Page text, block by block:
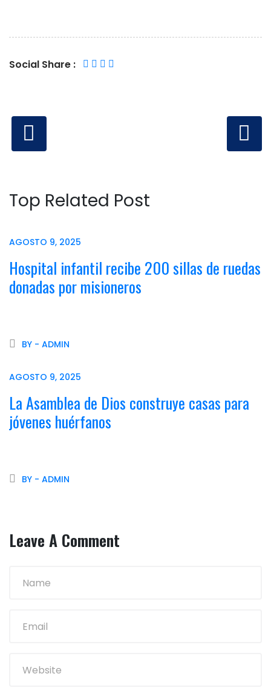
Social Share :
Top Related Post
AGOSTO 9, 2025
Hospital infantil recibe 200 sillas de ruedas
donadas por misioneros
BY - ADMIN
AGOSTO 9, 2025
La Asamblea de Dios construye casas para
jóvenes huérfanos
BY - ADMIN
Leave A Comment